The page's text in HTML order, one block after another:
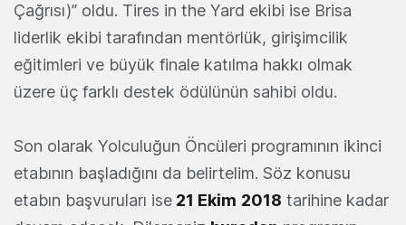
Çağrısı)” oldu. Tires in the Yard ekibi ise Brisa
liderlik ekibi tarafından mentörlük, girişimcilik
eğitimleri ve büyük finale katılma hakkı olmak
üzere üç farklı destek ödülünün sahibi oldu.
Son olarak Yolculuğun Öncüleri programının ikinci
etabının başladığını da belirtelim. Söz konusu
etabın başvuruları ise 21 Ekim 2018 tarihine kadar